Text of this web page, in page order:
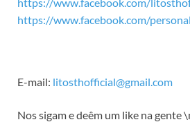
https://www.facebook.com/
E-mail: litosthofficial@gmail.com
Nos sigam e deêm um like na gente